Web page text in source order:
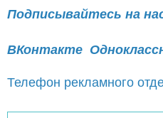
Подписывайтесь на
ВКонтакте
Телефон рекламного